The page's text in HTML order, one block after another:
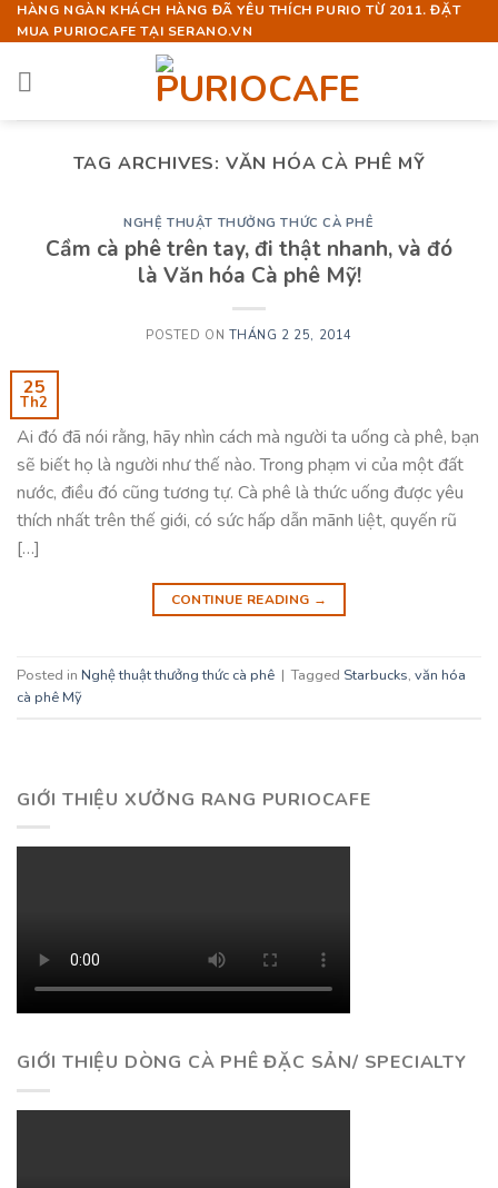
Skip
to
content
HÀNG NGÀN KHÁCH HÀNG ĐÃ YÊU THÍCH PURIO TỪ 2011. ĐẶT
MUA PURIOCAFE TẠI SERANO.VN
TAG ARCHIVES: VĂN HÓA CÀ PHÊ MỸ
NGHỆ THUẬT THƯỞNG THỨC CÀ PHÊ
Cầm cà phê trên tay, đi thật nhanh, và đó
là Văn hóa Cà phê Mỹ!
POSTED ON THÁNG 2 25, 2014
25
Th2
Ai đó đã nói rằng, hãy nhìn cách mà người ta uống cà phê, bạn
sẽ biết họ là người như thế nào. Trong phạm vi của một đất
nước, điều đó cũng tương tự. Cà phê là thức uống được yêu
thích nhất trên thế giới, có sức hấp dẫn mãnh liệt, quyến rũ
[…]
CONTINUE READING →
Posted in Nghệ thuật thưởng thức cà phê | Tagged Starbucks, văn hóa
cà phê Mỹ
GIỚI THIỆU XƯỞNG RANG PURIOCAFE
GIỚI THIỆU DÒNG CÀ PHÊ ĐẶC SẢN/ SPECIALTY